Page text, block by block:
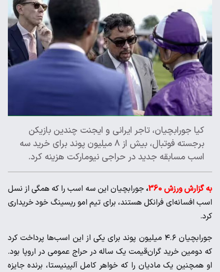
کیا جورابچیان، تاجر ایرانی و ایجنت چندین بازیکن
برجسته فوتبال، بیش از ۸ میلیون پوند برای خرید سه
اسب مسابقه جدید در حراجی نیومارکت هزینه کرد.
به گزارش ورزش 360 ، جورابچیان این سه اسب را که همگی از نسل
اسب افسانه‌ای فرانکل هستند، برای تیم امو ریسینگ خود خریداری
کرد.
جورابچیان ۴.۶ میلیون پوند برای یکی از این اسب‌ها پرداخت کرد
که دومین خرید گران‌قیمت یک ساله در حراج عمومی در اروپا بود.
او همچنین یک مادیان را که خواهر کامل آلپینیستا، برنده جایزه